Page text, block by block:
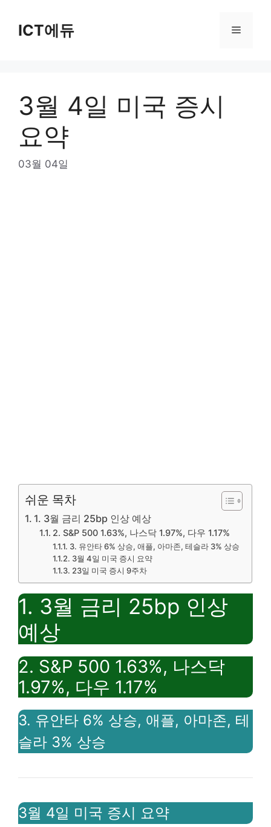
contentICT에듀 Menu
3월 4일 미국 증시
요약
03월 04일
쉬운 목차
1. 3월 금리 25bp 인상 예상
2. S&P 500 1.63%, 나스닥 1.97%, 다우 1.17%
3. 유안타 6% 상승, 애플, 아마존, 테슬라 3% 상승
3월 4일 미국 증시 요약
23일 미국 증시 9주차
1. 3월 금리 25bp 인상
예상
2. S&P 500 1.63%, 나스닥
1.97%, 다우 1.17%
3. 유안타 6% 상승, 애플, 아마존, 테
슬라 3% 상승
3월 4일 미국 증시 요약